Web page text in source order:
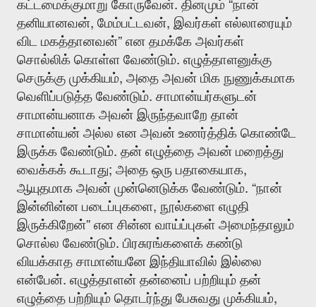
கட்டமைக்குமாறு கோருவேன் தினமும் நான்
தனியானவன், மேம்பட்டவன், இவர்கள் எல்லாரையும்
விட
மகத்தானவன்” என தமக்கே அவர்கள்
சொல்லிக் கொள்ள வேண்டும். எழுத்தாளனுக்கு
செருக்கு முக்கியம், அதை அவன் மிக நுணுக்கமாக
வெளிப்படுத்த வேண்டும். சாமான்யர்களுடன்
சாமான்யனாக அவன் இருந்தவாறே தான்
சாமான்யன் அல்ல என அவன் உணர்த்திக் கொண்டே
இருக்க வேண்டும். தன் எழுத்தை அவன் மறைத்து
வைக்கக் கூடாது; அதை ஒரு பதாகையாக,
ஆயுதமாக அவன் முன்னெடுக்க வேண்டும். “நான்
இன்னின்ன படைப்புகளை, நூல்களை எழுதி
இருக்கிறேன்” என சின்ன வாய்ப்புகள் அமைந்தாலும்
சொல்ல வேண்டும். பிரசுரங்களைக் கண்டு
வியக்காத சாமான்யனே இந்தியாவில் இல்லை
என்பேன். எழுத்தாளன் தன்னைப் பற்றியும் தன்
எழுத்தை பற்றியும் தொடர்ந்து பேசுவது முக்கியம்,